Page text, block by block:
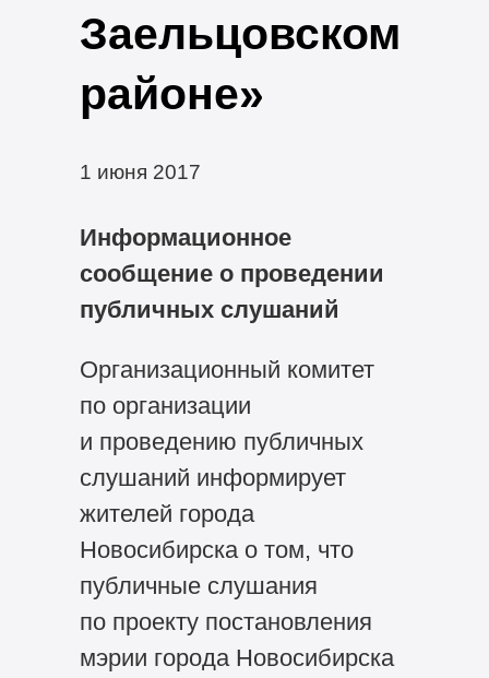
Заельцовском
районе»
1 июня 2017
Информационное
сообщение о проведении
публичных слушаний
Организационный комитет
по организации
и проведению публичных
слушаний информирует
жителей города
Новосибирска о том, что
публичные слушания
по проекту постановления
мэрии города Новосибирска